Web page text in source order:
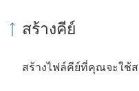
สร้างคีย์
สร้างไฟล์คีย์ที่คุณจะใช้